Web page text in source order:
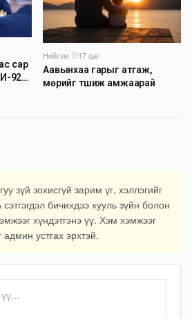
сар
92
Нийгэм·
17 цаг
Аавынхаа гарыг атгаж,
мөрийг түшиж амжаарай
зүй зохисгүй зарим үг, хэллэгийг
бичихдээ хууль зүйн болон
хүндэтгэнэ үү. Хэм хэмжээг
админ устгах эрхтэй.